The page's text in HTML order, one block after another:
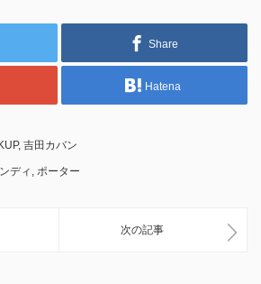
Share
Hatena
, 吉田カバン
ディ , ポーター
次の記事